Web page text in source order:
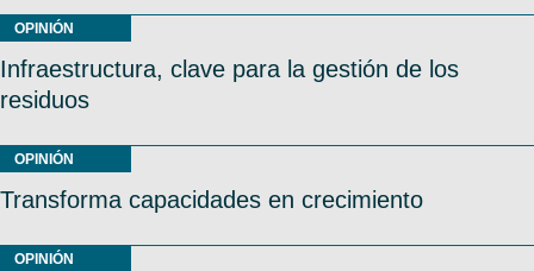
OPINIÓN
Infraestructura, clave para la gestión de los
residuos
OPINIÓN
Transforma capacidades en crecimiento
OPINIÓN